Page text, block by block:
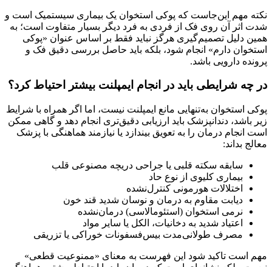
نکته مهم این‌جاست که پوکی استخوان یک بیماری سیستمیک است و
شدت اثر آن روی فک از فردی به فرد دیگر بسیار متفاوت است؛ به
همین دلیل تصمیم‌گیری هرگز نباید فقط بر اساس عنوان «پوکی
استخوان دارم» انجام شود، بلکه باید حاصل بررسی دقیق فک و
پرونده دارویی باشد.
در چه شرایطی باید در انجام ایمپلنت بیشتر احتیاط کرد؟
پوکی استخوان به‌تنهایی مانع ایمپلنت نیست، اما اگر همراه با شرایط
زیر باشد، دندانپزشک باید ارزیابی دقیق‌تری انجام دهد و گاهی ممکن
است انجام درمان را به تعویق بیندازد یا نیازمند هماهنگی با پزشک
معالج بداند:
سابقه سکته قلبی یا جراحی دریچه مصنوعی قلب
بیماری کلیوی از نوع حاد
اختلالات هورمونی کنترل‌نشده
دیابت مقاوم به درمان و نوسان شدید قند خون
نرمی استخوان (استئومالاسی) درمان‌نشده
اعتیاد شدید به دخانیات، الکل یا سایر مواد
مصرف طولانی‌مدت بیس‌فسفونات خوراکی یا تزریقی
مهم است تاکید شود این فهرست به معنای «ممنوعیت قطعی»